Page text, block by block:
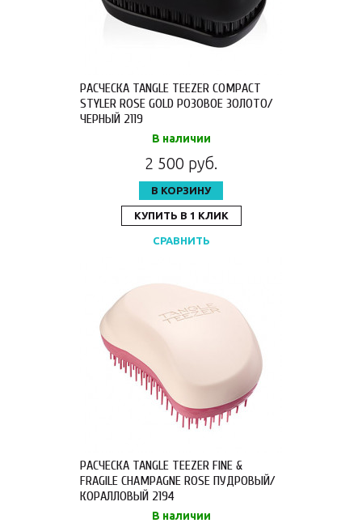
РАСЧЕСКА TANGLE TEEZER COMPACT
STYLER ROSE GOLD РОЗОВОЕ ЗОЛОТО/
ЧЕРНЫЙ 2119
В наличии
2 500 руб.
В КОРЗИНУ
КУПИТЬ В 1 КЛИК
СРАВНИТЬ
РАСЧЕСКА TANGLE TEEZER FINE &
FRAGILE CHAMPAGNE ROSE ПУДРОВЫЙ/
КОРАЛЛОВЫЙ 2194
В наличии